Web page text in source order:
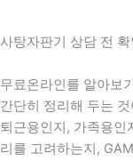
사탕자판기 상담 전
무료온라인를 알아보
간단히 정리해 두는
퇴근용인지, 가족용인
리를 고려하는지,